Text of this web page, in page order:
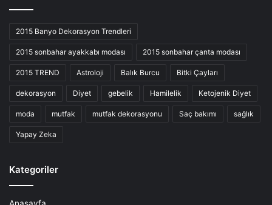
2015 Banyo Dekorasyon Trendleri
2015 sonbahar ayakkabı modası 2015 sonbahar çanta modası
2015 TREND Astroloji Balık Burcu Bitki Çayları
dekorasyon Diyet gebelik Hamilelik Ketojenik Diyet
moda mutfak mutfak dekorasyonu Saç bakımı sağlık
Yapay Zeka
Kategoriler